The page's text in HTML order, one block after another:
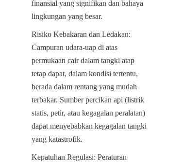
finansial yang signifikan dan bahaya
lingkungan yang besar.
Risiko Kebakaran dan Ledakan:
Campuran udara-uap di atas
permukaan cair dalam tangki atap
tetap dapat, dalam kondisi tertentu,
berada dalam rentang yang mudah
terbakar. Sumber percikan api (listrik
statis, petir, atau kegagalan peralatan)
dapat menyebabkan kegagalan tangki
yang katastrofik.
Kepatuhan Regulasi: Peraturan